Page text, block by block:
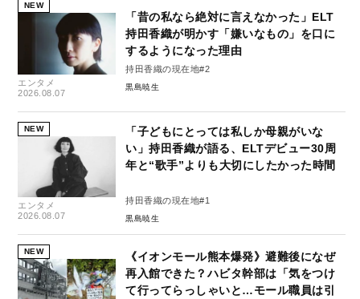
NEW
エンタメ
2026.08.07
「昔の私なら絶対に言えなかった」ELT
持田香織が明かす「嫌いなもの」を口に
するようになった理由
持田香織の現在地#2
黒島暁生
NEW
エンタメ
2026.08.07
「子どもにとっては私しか母親がいな
い」持田香織が語る、ELTデビュー30周
年と“歌手”よりも大切にしたかった時間
持田香織の現在地#1
黒島暁生
NEW
《イオンモール熊本爆発》避難後になぜ
再入館できた？ハビタ幹部は「気をつけ
て行ってらっしゃいと…モール職員は引